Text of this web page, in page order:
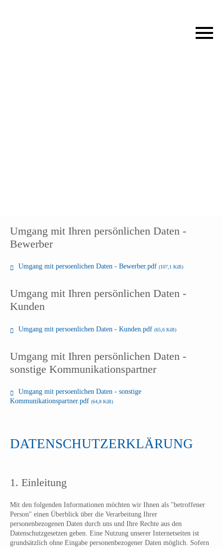
Umgang mit Ihren persönlichen Daten -
Bewerber
Umgang mit persoenlichen Daten - Bewerber.pdf (107,1 KiB)
Umgang mit Ihren persönlichen Daten -
Kunden
Umgang mit persoenlichen Daten - Kunden.pdf (65,6 KiB)
Umgang mit Ihren persönlichen Daten -
sonstige Kommunikationspartner
Umgang mit persoenlichen Daten - sonstige
Kommunikationspartner.pdf (64,8 KiB)
DATENSCHUTZERKLÄRUNG
1. Einleitung
Mit den folgenden Informationen möchten wir Ihnen als "betroffener
Person" einen Überblick über die Verarbeitung Ihrer
personenbezogenen Daten durch uns und Ihre Rechte aus den
Datenschutzgesetzen geben. Eine Nutzung unserer Internetseiten ist
grundsätzlich ohne Eingabe personenbezogener Daten möglich. Sofern